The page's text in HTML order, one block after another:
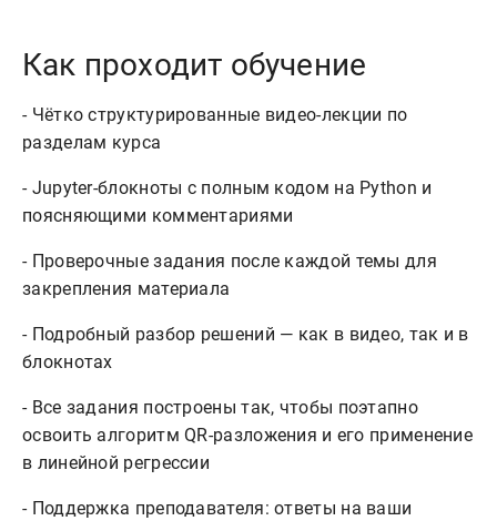
Как проходит обучение
- Чётко структурированные видео-лекции по
разделам курса
- Jupyter-блокноты с полным кодом на Python и
поясняющими комментариями
- Проверочные задания после каждой темы для
закрепления материала
- Подробный разбор решений — как в видео, так и в
блокнотах
- Все задания построены так, чтобы поэтапно
освоить алгоритм QR-разложения и его применение
в линейной регрессии
- Поддержка преподавателя: ответы на ваши